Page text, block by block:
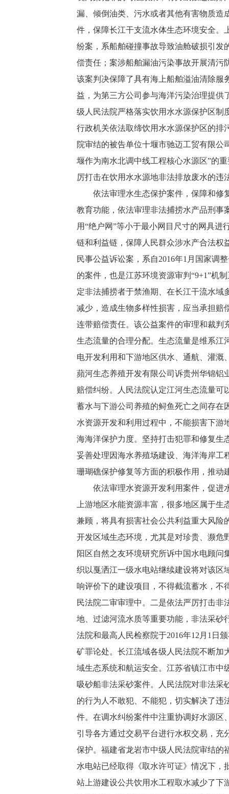
漏、倾倒油类、污水或者其他有害物质造
件，保障长江干支流水体生态环境安全。
纷案，系船舶碰撞事故导致油舱破损引发
偿责任；案涉船舶漏油污染事故开展清污
该案判决保障了具有海上船舶溢油清除服
益，为第三方公司参与海洋污染治理提供
级人民法院严格落实饮用水水源保护区制
行政机关依法取缔饮用水水源保护区的排
院审结的被告单位十堰市驰迈工贸有限
堰作为南水北调中线工程核心水源区”的
厉打击在饮用水水源地非法排放废水的违
依法审理水生态保护案件，保障和修复
教育功能，依法审理非法捕捞水产品刑事
用“绝户网”等小于最小网目尺寸的网具
链和利益链，保障人民群众涉水产合法权
民事公益诉讼案，系自2016年1月国家调
的案件，也是江苏环境资源审判“9+1”机
定非法捕捞者于禁渔期、在长江干流水
减少，造成生物多样性损害，应当承担赔
连带赔偿责任。该公益案件的审理和裁判
生态流量的合理分配。生态流量是维系江
电开发利用和下游地区供水、通航、灌
蘋河生态养殖开发有限公司诉贵州华锦铝
赔偿纠纷。人民法院认定江河生态流量
蓄水与下游公司养殖的鲟鱼死亡之间存在
水资源开发和利用过程中，不能损害下
海海洋保护力度。坚持打击犯罪和修复生
妥善处理因海水养殖场建设、海洋海岸工
珊瑚礁保护修复等方面的积极作用，推动
依法审理水资源开发利用案件，促进水
上游地区水能资源丰富，很多地区属于
兼顾，将具有损害社会公共利益重大风险
开发区域生态环境，尤其是对珍贵、濒危
阳区自然之友环境研究所诉中国水电顾
织以戛洒江一级水电站继续建设将对该区
响评价下的建设项目，不得截流蓄水，
民法院二审审理中。二是依法严厉打击
地、过滤河流水质等重要功能，非法采砂
法院和最高人民检察院于2016年12月1日
矿罪论处。长江流域各级人民法院不断加
域生态系统和航运安全。江苏省镇江市中
吸砂船非法采砂案件。人民法院对非法
的行为人不敢犯、不能犯，切实解决了
件。在调水纠纷案件中注重协调好水源区
引导各方通过交易平台进行水权交易，
保护。福建省龙岩市中级人民法院审结的
水电站已经取得《取水许可证》情况下
站上游建设公共饮用水工程取水减少了下